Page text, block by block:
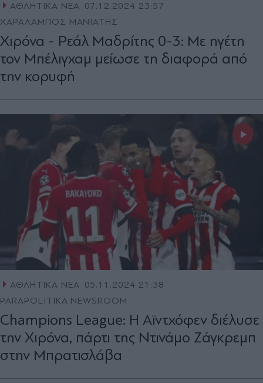
ΑΘΛΗΤΙΚΑ ΝΕΑ 07.12.2024 23:57
ΧΑΡΑΛΑΜΠΟΣ ΜΑΝΙΑΤΗΣ
Χιρόνα - Ρεάλ Μαδρίτης 0-3: Με ηγέτη
τον Μπέλιγχαμ μείωσε τη διαφορά από
την κορυφή
ΑΘΛΗΤΙΚΑ ΝΕΑ 05.11.2024 21:38
PARAPOLITIKA NEWSROOM
Champions League: Η Αϊντχόφεν διέλυσε
την Χιρόνα, πάρτι της Ντινάμο Ζάγκρεμπ
στην Μπρατισλάβα